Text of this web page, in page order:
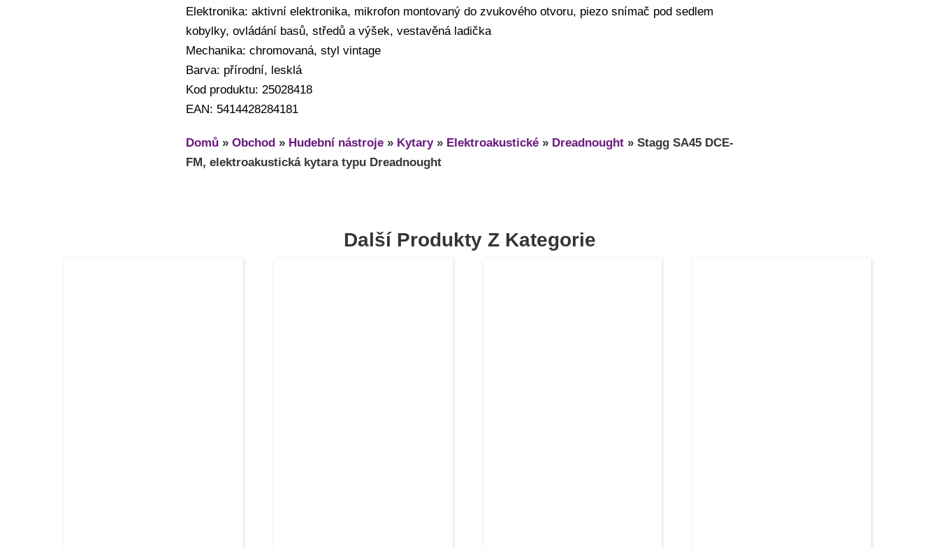
Elektronika: aktivní elektronika, mikrofon montovaný do zvukového otvoru, piezo snímač pod sedlem
kobylky, ovládání basů, středů a výšek, vestavěná ladička
Mechanika: chromovaná, styl vintage
Barva: přírodní, lesklá
Kod produktu: 25028418
EAN: 5414428284181
Domů » Obchod » Hudební nástroje » Kytary» Elektroakustické » Dreadnought » Stagg SA45 DCE-
FM, elektroakustická kytara typu Dreadnought
Další Produkty Z Kategorie